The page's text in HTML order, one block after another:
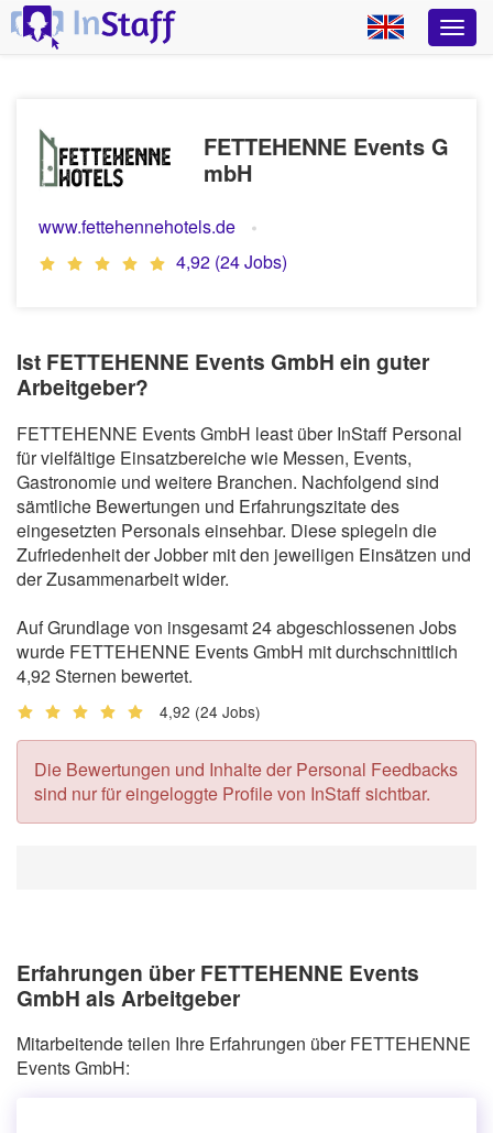
FETTEHENNE Events G
mbH
www.fettehennehotels.de
4,92 (24 Jobs)
Ist FETTEHENNE Events GmbH ein guter
Arbeitgeber?
FETTEHENNE Events GmbH least über InStaff Personal
für vielfältige Einsatzbereiche wie Messen, Events,
Gastronomie und weitere Branchen. Nachfolgend sind
sämtliche Bewertungen und Erfahrungszitate des
eingesetzten Personals einsehbar. Diese spiegeln die
Zufriedenheit der Jobber mit den jeweiligen Einsätzen und
der Zusammenarbeit wider.
Auf Grundlage von insgesamt 24 abgeschlossenen Jobs
wurde FETTEHENNE Events GmbH mit durchschnittlich
4,92 Sternen bewertet.
4,92 (24 Jobs)
Die Bewertungen und Inhalte der Personal Feedbacks
sind nur für eingeloggte Profile von InStaff sichtbar.
Erfahrungen über FETTEHENNE Events
GmbH als Arbeitgeber
Mitarbeitende teilen Ihre Erfahrungen über FETTEHENNE
Events GmbH: